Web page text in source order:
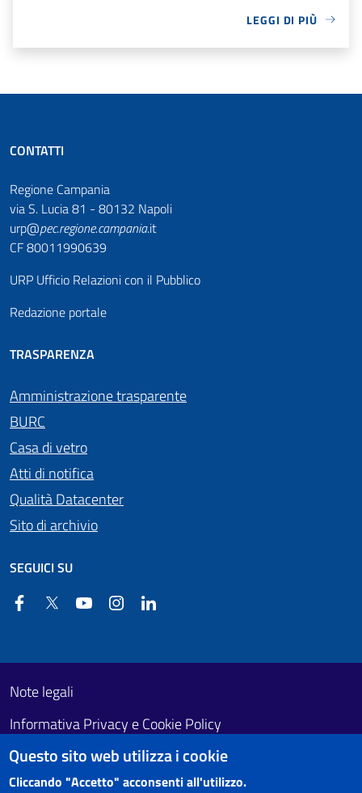
LEGGI DI PIÙ
CONTATTI
Regione Campania
via S. Lucia 81 - 80132 Napoli
urp@pec.regione.campania.it
CF 80011990639
URP Ufficio Relazioni con il Pubblico
Redazione portale
TRASPARENZA
Amministrazione trasparente
BURC
Casa di vetro
Atti di notifica
Qualità Datacenter
Sito di archivio
SEGUICI SU
FacebookTwitter YouTube Instagram
Footer First
Useful links section
Note legali
Informativa Privacy e Cookie Policy
Obiettivi di accessibilità
Questo sito web utilizza i cookie
Cliccando "Accetto" acconsenti all'utilizzo.